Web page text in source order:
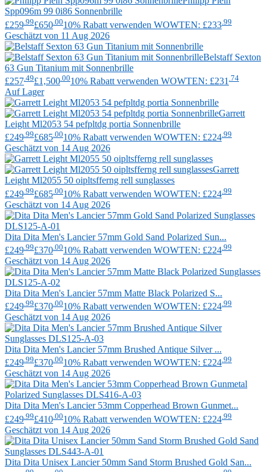
Spp096m 99 0i86 Sonnenbrille
£259 .99£650 .0010% Rabatt verwenden WOWTEN: £233 .99
Geschätzt von 11 Aug 2026
BelstaffSexton
63 Gun Titanium mit Sonnenbrille
£257 .49£1,500 .0010% Rabatt verwenden WOWTEN: £231 .74
Auf Lager
Garrett
Leight Ml2053 54 pefpltdg portia Sonnenbrille
£249 .99£685 .0010% Rabatt verwenden WOWTEN: £224 .99
Geschätzt von 14 Aug 2026
Garrett
Leight Ml2055 50 oipltsfferng rell sunglasses
£249 .99£685 .0010% Rabatt verwenden WOWTEN: £224 .99
Geschätzt von 14 Aug 2026
Dita Dita Men's Lancier 57mm Gold Sand Polarized Sun...
£249 .99£370 .0010% Rabatt verwenden WOWTEN: £224 .99
Geschätzt von 14 Aug 2026
Dita Dita Men's Lancier 57mm Matte Black Polarized S...
£249 .99£370 .0010% Rabatt verwenden WOWTEN: £224 .99
Geschätzt von 14 Aug 2026
Dita Dita Men's Lancier 57mm Brushed Antique Silver ...
£249.99£370.0010% Rabatt verwenden WOWTEN: £224.99
Geschätzt von 14 Aug 2026
Dita Dita Men's Lancier 53mm Copperhead Brown Gunmet...
£249 .99£410 .0010% Rabatt verwenden WOWTEN: £224 .99
Geschätzt von 14 Aug 2026
Dita Dita Unisex Lancier 50mm Sand Storm Brushed Gold San...